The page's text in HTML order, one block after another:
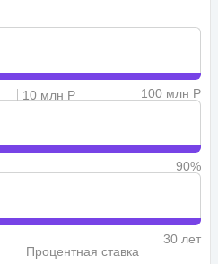
10 млн Р
100 млн Р
90%
30 лет
Процентная ставка